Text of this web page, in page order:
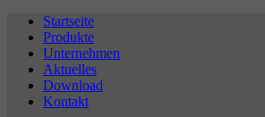
Startseite
Produkte
Unternehmen
Aktuelles
Download
Kontakt